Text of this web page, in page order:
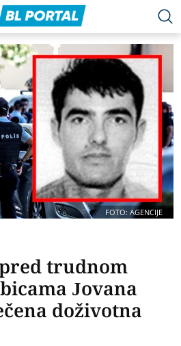
FOTO: AGENCIJE
trudnom
Jovana
doživotna